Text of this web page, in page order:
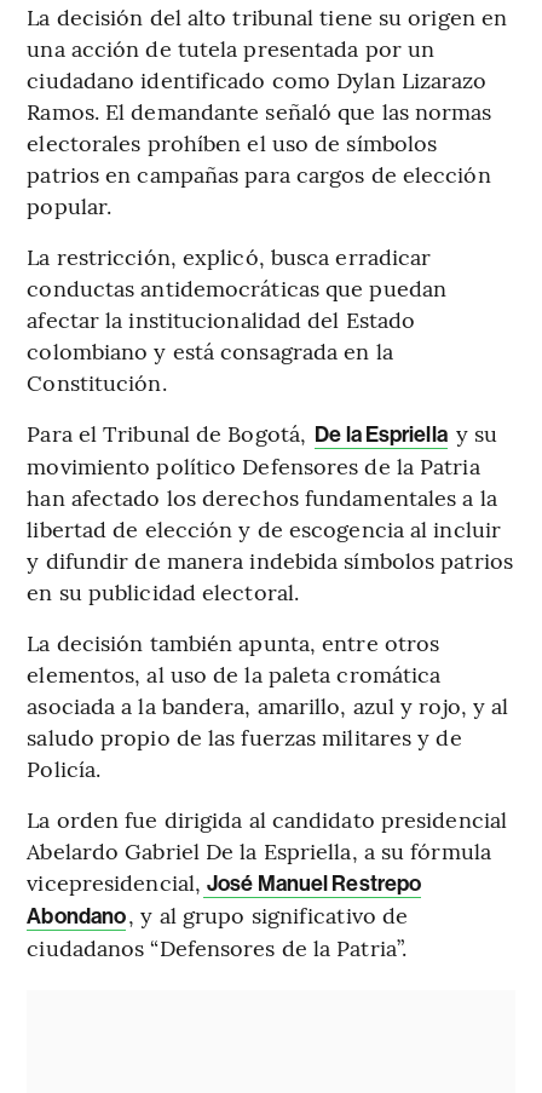
La decisión del alto tribunal tiene su origen en
una acción de tutela presentada por un
ciudadano identificado como Dylan Lizarazo
Ramos. El demandante señaló que las normas
electorales prohíben el uso de símbolos
patrios en campañas para cargos de elección
popular.
La restricción, explicó, busca erradicar
conductas antidemocráticas que puedan
afectar la institucionalidad del Estado
colombiano y está consagrada en la
Constitución.
Para el Tribunal de Bogotá, De la Espriella y su
movimiento político Defensores de la Patria
han afectado los derechos fundamentales a la
libertad de elección y de escogencia al incluir
y difundir de manera indebida símbolos patrios
en su publicidad electoral.
La decisión también apunta, entre otros
elementos, al uso de la paleta cromática
asociada a la bandera, amarillo, azul y rojo, y al
saludo propio de las fuerzas militares y de
Policía.
La orden fue dirigida al candidato presidencial
Abelardo Gabriel De la Espriella, a su fórmula
vicepresidencial, José Manuel Restrepo
Abondano, y al grupo significativo de
ciudadanos “Defensores de la Patria”.